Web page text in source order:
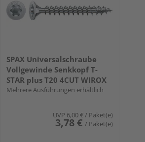
SPAX Universalschraube
Vollgewinde Senkkopf T-
STAR plus T20 4CUT WIROX
Mehrere Ausführungen erhältlich
UVP 6,00 € / Paket(e)
3,78 € / Paket(e)